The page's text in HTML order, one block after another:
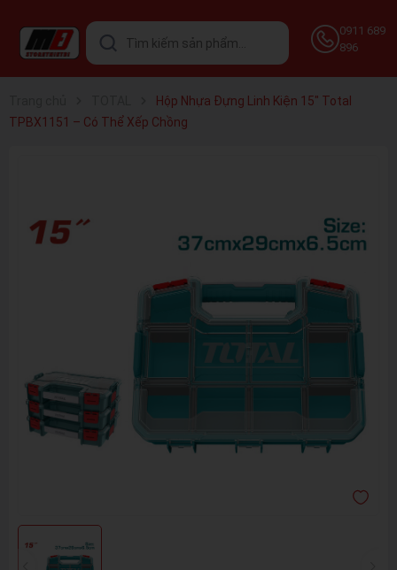
0911 689
896
Hộp Nhựa Đựng Linh Kiện 15" Total
TPBX1151 – Có Thể Xếp Chồng